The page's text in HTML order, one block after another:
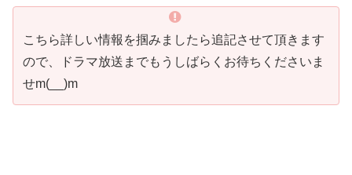
こちら詳しい情報を掴みましたら追記させて頂きます
ので、ドラマ放送までもうしばらくお待ちくださいま
せm(__)m